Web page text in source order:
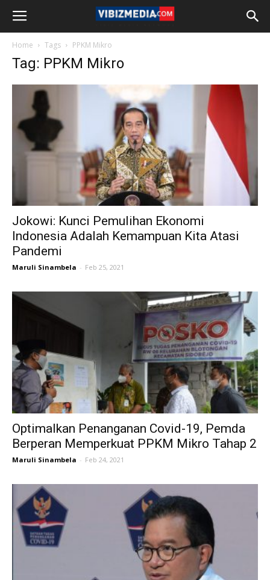
Home Tags PPKM Mikro
Tag: PPKM Mikro
Jokowi: Kunci Pemulihan Ekonomi
Indonesia Adalah Kemampuan Kita Atasi
Pandemi
Maruli Sinambela - Feb 25, 2021
Optimalkan Penanganan Covid-19, Pemda
Berperan Memperkuat PPKM Mikro Tahap 2
Maruli Sinambela - Feb 24, 2021